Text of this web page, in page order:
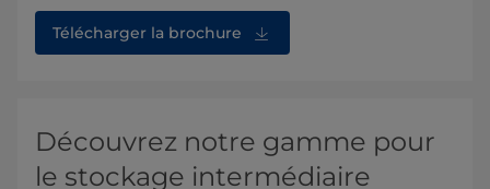
Télécharger la brochure
Découvrez notre gamme pour
le stockage intermédiaire